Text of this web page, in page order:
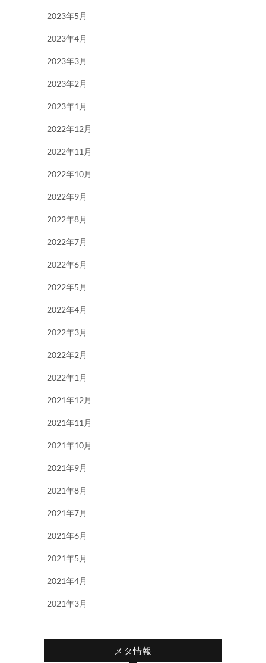
2023年5月
2023年4月
2023年3月
2023年2月
2023年1月
2022年12月
2022年11月
2022年10月
2022年9月
2022年8月
2022年7月
2022年6月
2022年5月
2022年4月
2022年3月
2022年2月
2022年1月
2021年12月
2021年11月
2021年10月
2021年9月
2021年8月
2021年7月
2021年6月
2021年5月
2021年4月
2021年3月
メタ情報